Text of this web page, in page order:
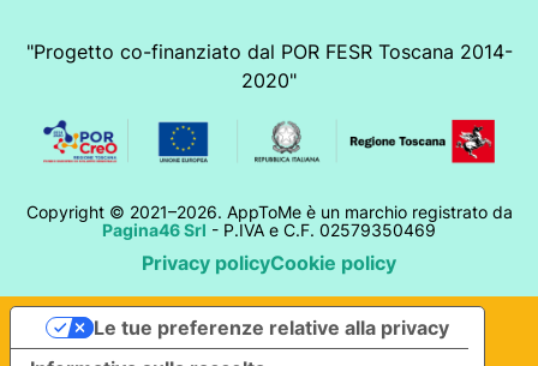
"Progetto co-finanziato dal POR FESR Toscana 2014-
2020"
Copyright © 2021–2026. AppToMe è un marchio registrato da
Pagina46 Srl - P.IVA e C.F. 02579350469
Privacy policyCookie policy
Le tue preferenze relative alla privacy